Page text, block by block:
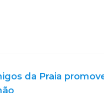
da Praia